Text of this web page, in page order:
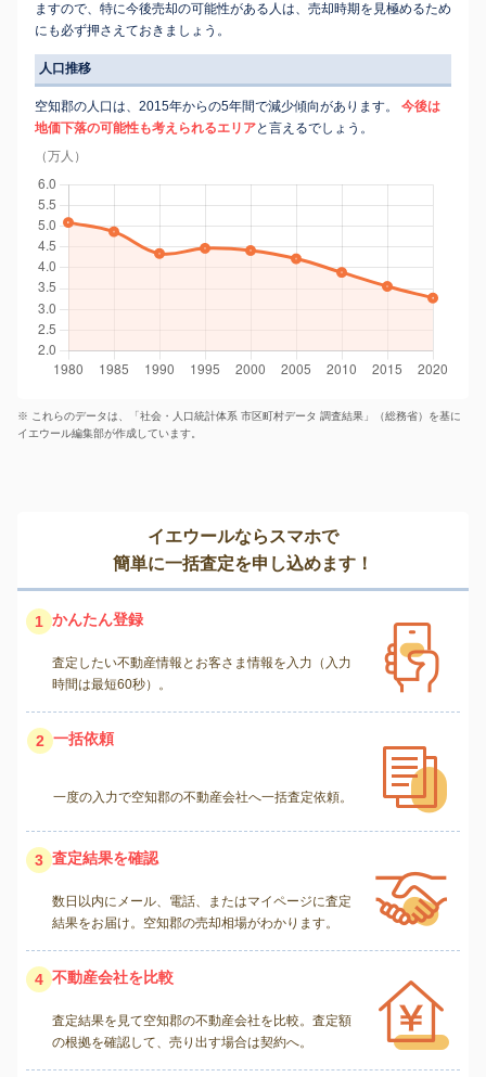
ますので、特に今後売却の可能性がある人は、売却時期を見極めるため
にも必ず押さえておきましょう。
人口推移
空知郡の人口は、2015年からの5年間で減少傾向があります。
今後は
地価下落の可能性も考えられるエリアと言えるでしょう。
（万人）
※ これらのデータは、「社会・人口統計体系 市区町村データ 調査結果」（総務省）を基に
イエウール編集部が作成しています。
イエウールならスマホで
簡単に一括査定を申し込めます！
1 かんたん登録
査定したい不動産情報とお客さま情報を入力（入力
時間は最短60秒）。
2 一括依頼
一度の入力で空知郡の不動産会社へ一括査定依頼。
3 査定結果を確認
数日以内にメール、電話、またはマイページに査定
結果をお届け。空知郡の売却相場がわかります。
4 不動産会社を比較
査定結果を見て空知郡の不動産会社を比較。査定額
の根拠を確認して、売り出す場合は契約へ。